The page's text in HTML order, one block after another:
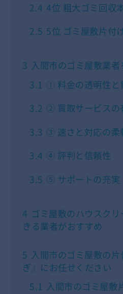
2.4 4位 粗大ゴミ回収
2.5 5位 ゴミ屋敷片付
3 入間市のゴミ屋敷業
3.1 ① 料金の透明性と
3.2 ② 買取サービスの
3.3 ③ 速さと対応の柔
3.4 ④ 評判と信頼性
3.5 ⑤ サポートの充実
4 ゴミ屋敷のハウスク
きる業者がおすすめ
5 入間市のゴミ屋敷の
ぎ』にお任せください
5.1 入間市のゴミ屋敷